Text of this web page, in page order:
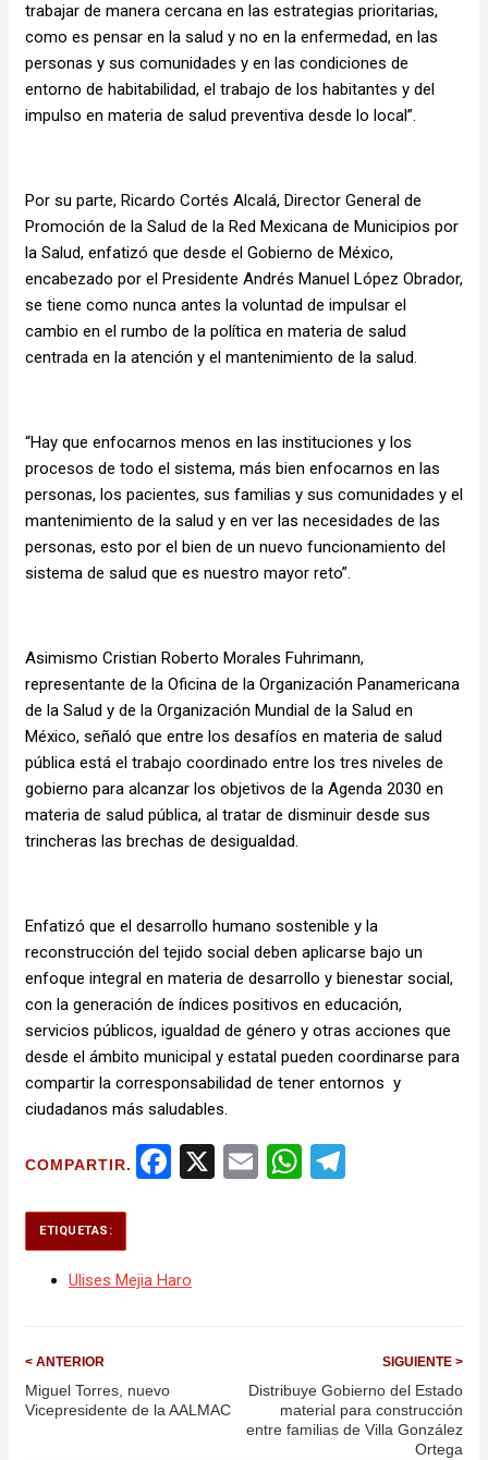
trabajar de manera cercana en las estrategias prioritarias,
como es pensar en la salud y no en la enfermedad, en las
personas y sus comunidades y en las condiciones de
entorno de habitabilidad, el trabajo de los habitantes y del
impulso en materia de salud preventiva desde lo local”.
Por su parte, Ricardo Cortés Alcalá, Director General de
Promoción de la Salud de la Red Mexicana de Municipios por
la Salud, enfatizó que desde el Gobierno de México,
encabezado por el Presidente Andrés Manuel López Obrador,
se tiene como nunca antes la voluntad de impulsar el
cambio en el rumbo de la política en materia de salud
centrada en la atención y el mantenimiento de la salud.
“Hay que enfocarnos menos en las instituciones y los
procesos de todo el sistema, más bien enfocarnos en las
personas, los pacientes, sus familias y sus comunidades y el
mantenimiento de la salud y en ver las necesidades de las
personas, esto por el bien de un nuevo funcionamiento del
sistema de salud que es nuestro mayor reto”.
Asimismo Cristian Roberto Morales Fuhrimann,
representante de la Oficina de la Organización Panamericana
de la Salud y de la Organización Mundial de la Salud en
México, señaló que entre los desafíos en materia de salud
pública está el trabajo coordinado entre los tres niveles de
gobierno para alcanzar los objetivos de la Agenda 2030 en
materia de salud pública, al tratar de disminuir desde sus
trincheras las brechas de desigualdad.
Enfatizó que el desarrollo humano sostenible y la
reconstrucción del tejido social deben aplicarse bajo un
enfoque integral en materia de desarrollo y bienestar social,
con la generación de índices positivos en educación,
servicios públicos, igualdad de género y otras acciones que
desde el ámbito municipal y estatal pueden coordinarse para
compartir la corresponsabilidad de tener entornos y
ciudadanos más saludables.
COMPARTIR. Facebook
X EmailWhatsApp
ETIQUETAS:
Ulises Mejia Haro
< ANTERIOR
Miguel Torres, nuevo
Vicepresidente de la AALMAC
SIGUIENTE >
Distribuye Gobierno del Estado
material para construcción
entre familias de Villa González
Ortega